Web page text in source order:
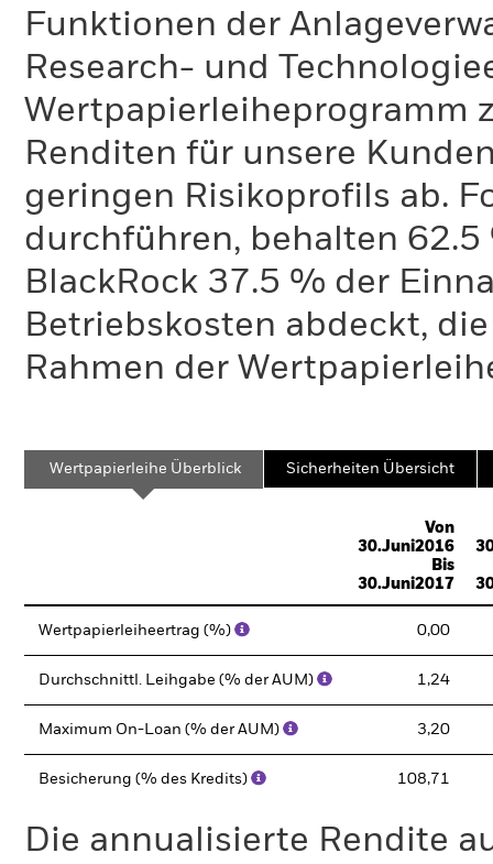
Funktionen der
Research- und
Wertpapierleiheprogramm
Renditen für unsere
geringen Risikoprofils ab.
durchführen, behalten
BlackRock 37.5 % der
Betriebskosten abdeckt,
Rahmen der
Wertpapierleihe Überblick Sicherheiten Übersicht
Von
30.Juni2016
Bis
30.Juni2017
Wertpapierleiheertrag (%) 0,00
Durchschnittl. Leihgabe (% der AUM) 1,24
Maximum On-Loan (% der AUM) 3,20
Besicherung (% des Kredits) 108,71
Die annualisierte Rendite